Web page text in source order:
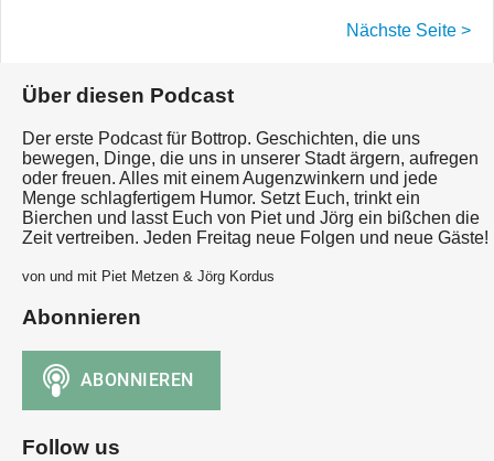
Nächste Seite >
Über diesen Podcast
Der erste Podcast für Bottrop. Geschichten, die uns
bewegen, Dinge, die uns in unserer Stadt ärgern, aufregen
oder freuen. Alles mit einem Augenzwinkern und jede
Menge schlagfertigem Humor. Setzt Euch, trinkt ein
Bierchen und lasst Euch von Piet und Jörg ein bißchen die
Zeit vertreiben. Jeden Freitag neue Folgen und neue Gäste!
von und mit Piet Metzen & Jörg Kordus
Abonnieren
Follow us